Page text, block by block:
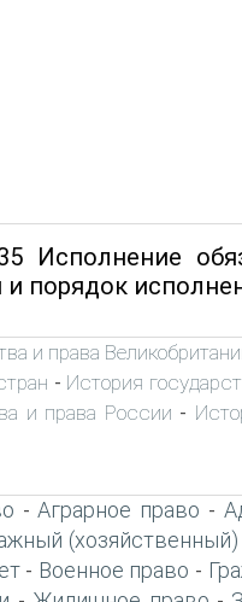
Исполнение
и порядок
и права
- История
и права России -
-Аграрное право -
- Военное право -